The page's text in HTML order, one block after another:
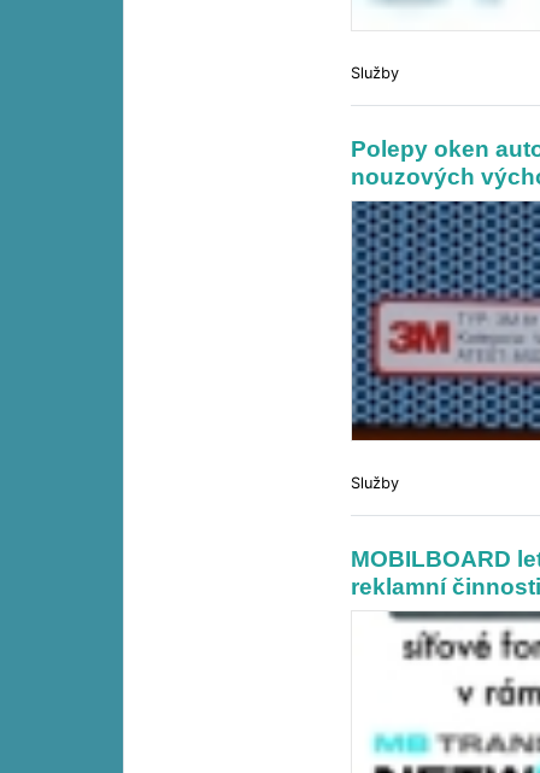
Služby
Polepy oken
nouzových
Služby
MOBILBOARD
reklamní